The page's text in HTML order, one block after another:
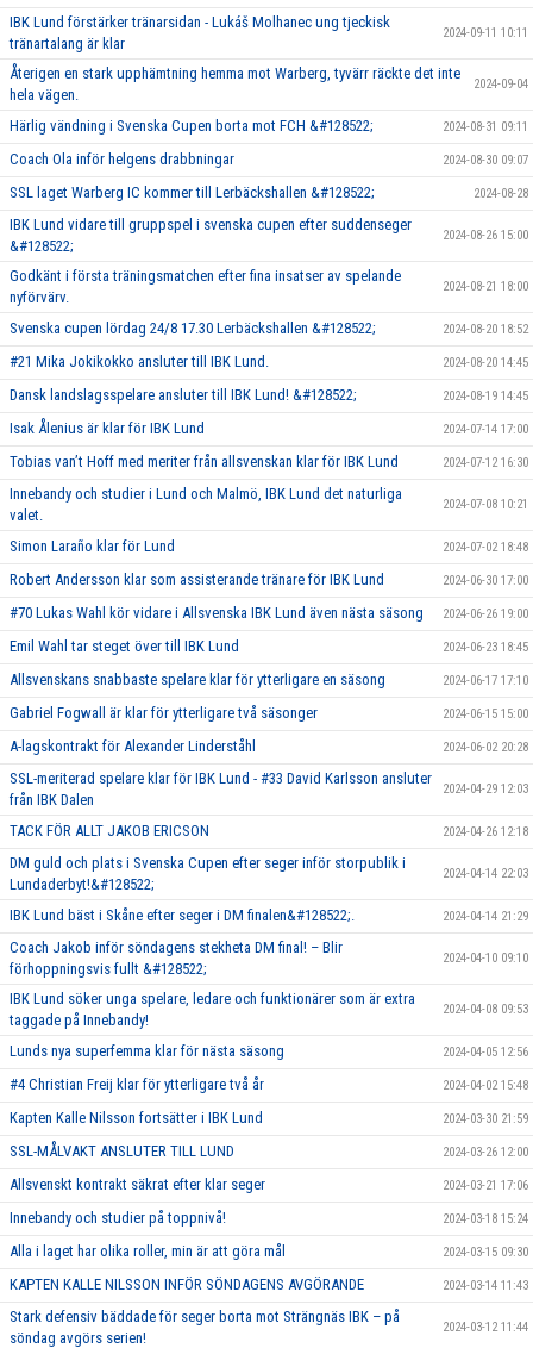
IBK Lund förstärker tränarsidan - Lukáš Molhanec ung tjeckisk
tränartalang är klar
2024-09-11 10:11
Återigen en stark upphämtning hemma mot Warberg, tyvärr räckte det inte
hela vägen.
2024-09-04
Härlig vändning i Svenska Cupen borta mot FCH &#128522; 2024-08-31 09:11
Coach Ola inför helgens drabbningar 2024-08-30 09:07
SSL laget Warberg IC kommer till Lerbäckshallen &#128522; 2024-08-28
IBK Lund vidare till gruppspel i svenska cupen efter suddenseger
&#128522;
2024-08-26 15:00
Godkänt i första träningsmatchen efter fina insatser av spelande
nyförvärv.
2024-08-21 18:00
Svenska cupen lördag 24/8 17.30 Lerbäckshallen &#128522; 2024-08-20 18:52
#21 Mika Jokikokko ansluter till IBK Lund. 2024-08-20 14:45
Dansk landslagsspelare ansluter till IBK Lund! &#128522; 2024-08-19 14:45
Isak Ålenius är klar för IBK Lund 2024-07-14 17:00
Tobias van’t Hoff med meriter från allsvenskan klar för IBK Lund 2024-07-12 16:30
Innebandy och studier i Lund och Malmö, IBK Lund det naturliga
valet.
2024-07-08 10:21
Simon Laraño klar för Lund 2024-07-02 18:48
Robert Andersson klar som assisterande tränare för IBK Lund 2024-06-30 17:00
#70 Lukas Wahl kör vidare i Allsvenska IBK Lund även nästa säsong 2024-06-26 19:00
Emil Wahl tar steget över till IBK Lund 2024-06-23 18:45
Allsvenskans snabbaste spelare klar för ytterligare en säsong 2024-06-17 17:10
Gabriel Fogwall är klar för ytterligare två säsonger 2024-06-15 15:00
A-lagskontrakt för Alexander Linderståhl 2024-06-02 20:28
SSL-meriterad spelare klar för IBK Lund - #33 David Karlsson ansluter
från IBK Dalen
2024-04-29 12:03
TACK FÖR ALLT JAKOB ERICSON 2024-04-26 12:18
DM guld och plats i Svenska Cupen efter seger inför storpublik i
Lundaderbyt!&#128522;
2024-04-14 22:03
IBK Lund bäst i Skåne efter seger i DM finalen&#128522;. 2024-04-14 21:29
Coach Jakob inför söndagens stekheta DM final! – Blir
förhoppningsvis fullt &#128522;
2024-04-10 09:10
IBK Lund söker unga spelare, ledare och funktionärer som är extra
taggade på Innebandy!
2024-04-08 09:53
Lunds nya superfemma klar för nästa säsong 2024-04-05 12:56
#4 Christian Freij klar för ytterligare två år 2024-04-02 15:48
Kapten Kalle Nilsson fortsätter i IBK Lund 2024-03-30 21:59
SSL-MÅLVAKT ANSLUTER TILL LUND 2024-03-26 12:00
Allsvenskt kontrakt säkrat efter klar seger 2024-03-21 17:06
Innebandy och studier på toppnivå! 2024-03-18 15:24
Alla i laget har olika roller, min är att göra mål 2024-03-15 09:30
KAPTEN KALLE NILSSON INFÖR SÖNDAGENS AVGÖRANDE 2024-03-14 11:43
Stark defensiv bäddade för seger borta mot Strängnäs IBK – på
söndag avgörs serien!
2024-03-12 11:44